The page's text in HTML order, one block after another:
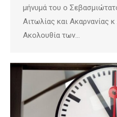
μήνυμά του ο
Αιτωλίας και Ακαρνανίας
Ακολουθία των…